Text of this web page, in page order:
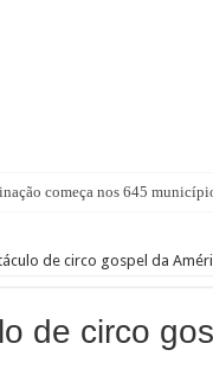
começa nos 645
Interparques abrem
Comitê Diretivo da Distrital
abre inscrições para
de circo gospel da
de circo